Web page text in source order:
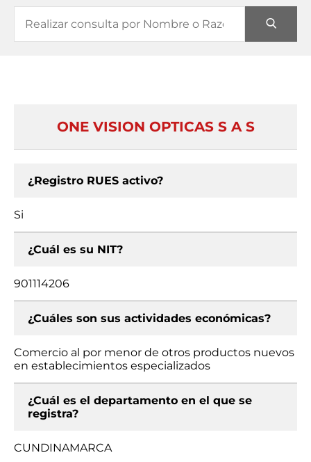
ONE VISION OPTICAS S A S
¿Registro RUES activo?
Si
¿Cuál es su NIT?
901114206
¿Cuáles son sus actividades económicas?
Comercio al por menor de otros productos nuevos
en establecimientos especializados
¿Cuál es el departamento en el que se
registra?
CUNDINAMARCA